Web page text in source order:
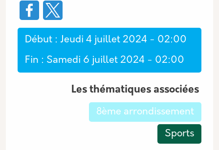
Début Jeudi 4 juillet 2024 - 02:00
Fin Samedi 6 juillet 2024 - 02:00
Les thématiques associées
8ème arrondissement
Sports